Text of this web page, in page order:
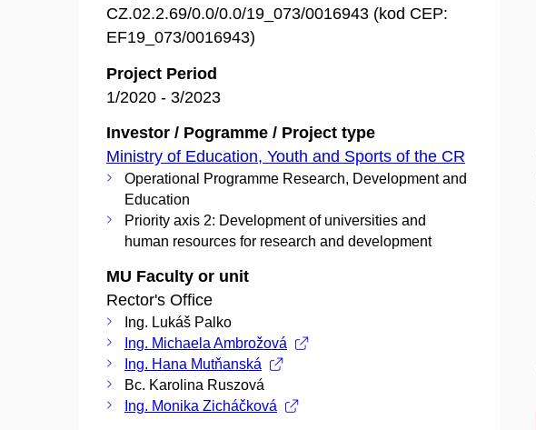
CZ.02.2.69/0.0/0.0/19_073/0016943 (kod CEP:
EF19_073/0016943)
Project Period
1/2020 - 3/2023
Investor / Pogramme / Project type
Ministry of Education, Youth and Sports of the CR
Operational Programme Research, Development and
Education
Priority axis 2: Development of universities and
human resources for research and development
MU Faculty or unit
Rector's Office
Ing. Lukáš Palko
Ing. Michaela Ambrožová
Ing. Hana Mutňanská
Bc. Karolina Ruszová
Ing. Monika Zicháčková